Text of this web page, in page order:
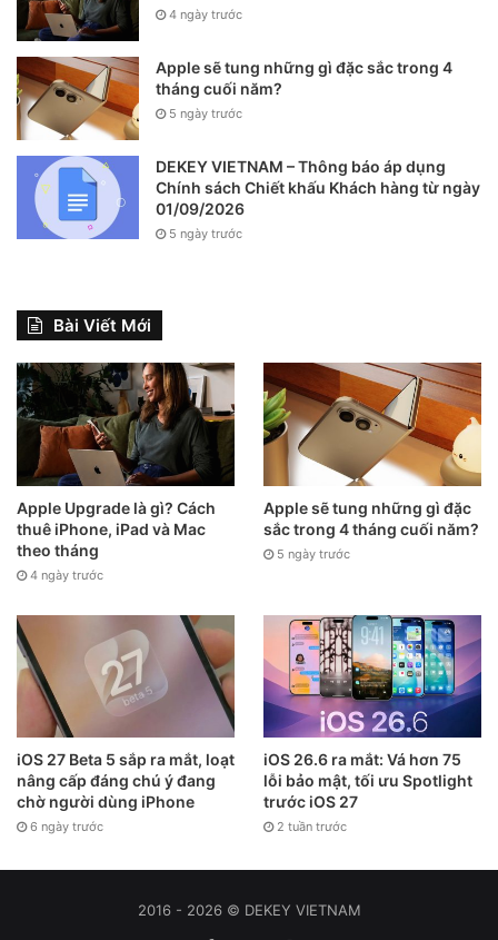
4 ngày trước
Apple sẽ tung những gì đặc sắc trong 4
tháng cuối năm?
5 ngày trước
DEKEY VIETNAM – Thông báo áp dụng
Chính sách Chiết khấu Khách hàng từ ngày
01/09/2026
5 ngày trước
Bài Viết Mới
Apple Upgrade là gì? Cách
thuê iPhone, iPad và Mac
theo tháng
4 ngày trước
Apple sẽ tung những gì đặc
sắc trong 4 tháng cuối năm?
5 ngày trước
iOS 27 Beta 5 sắp ra mắt, loạt
nâng cấp đáng chú ý đang
chờ người dùng iPhone
6 ngày trước
iOS 26.6 ra mắt: Vá hơn 75
lỗi bảo mật, tối ưu Spotlight
trước iOS 27
2 tuần trước
2016 - 2026 © DEKEY VIETNAM